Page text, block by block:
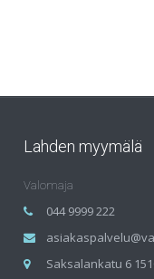
Lahden myymälä
Valomaja
044 9999 222
Saksalankatu 6